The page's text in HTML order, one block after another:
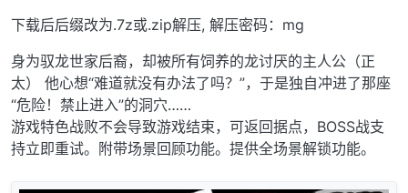
下载后后缀改为.7z或.zip解压, 解压密码：mg
身为驭龙世家后裔，却被所有饲养的龙讨厌的主人公（正
太） 他心想“难道就没有办法了吗？”，于是独自冲进了那座
“危险！禁止进入”的洞穴……
游戏特色战败不会导致游戏结束，可返回据点，BOSS战支
持立即重试。附带场景回顾功能。提供全场景解锁功能。